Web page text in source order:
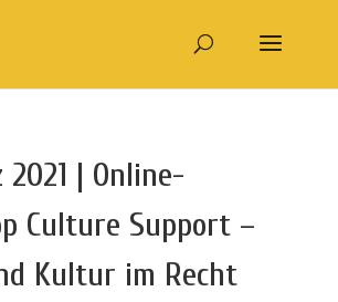
2021 | Online-
Culture Support –
Kultur im Recht